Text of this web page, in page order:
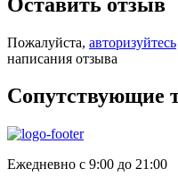
Пожалуйста, авторизуйтесь
написания отзыва
Сопутствующие
Ежедневно с 9:00 до 21:00